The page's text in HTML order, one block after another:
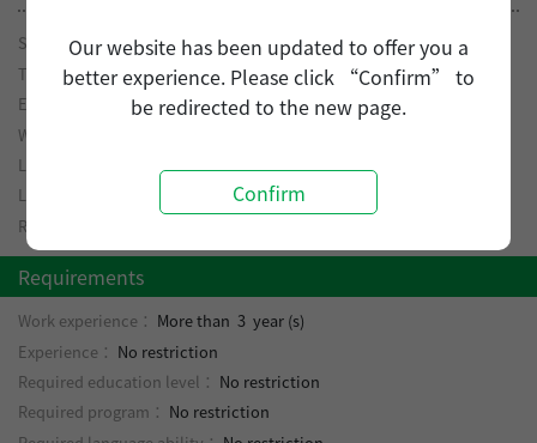
Salary Range：Negotiable (Regular salary is 40,000 and above.)
Type：Full-time
Expatriation：
Business trip/expatriation not required
Work hour：
Location：
Taipei City Xinyi District
Leave system：
Required number of employee：
Requirements
Work experience： More than 3 year (s)
Experience： No restriction
Required education level： No restriction
Required program： No restriction
Our website has been updated to offer you a
better experience. Please click “Confirm” to
be redirected to the new page.
Confirm